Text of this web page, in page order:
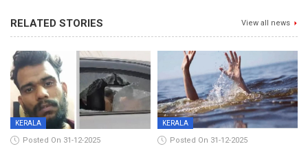
RELATED STORIES View all news
KERALA
Posted On 31-12-2025
KERALA
Posted On 31-12-2025